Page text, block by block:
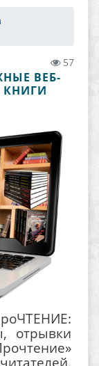
57
ВЕБ-
КНИГИ
отрывки